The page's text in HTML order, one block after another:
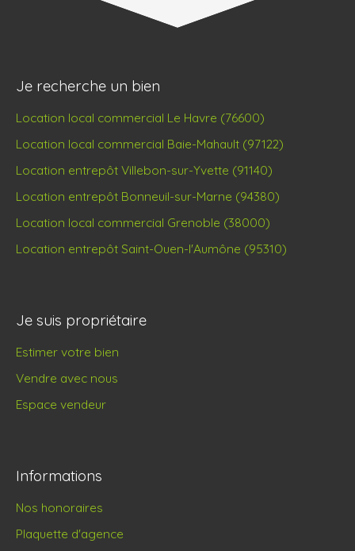
Je recherche un bien
Location local commercial Le Havre (76600)
Location local commercial Baie-Mahault (97122)
Location entrepôt Villebon-sur-Yvette (91140)
Location entrepôt Bonneuil-sur-Marne (94380)
Location local commercial Grenoble (38000)
Location entrepôt Saint-Ouen-l'Aumône (95310)
Je suis propriétaire
Estimer votre bien
Vendre avec nous
Espace vendeur
Informations
Nos honoraires
Plaquette d'agence